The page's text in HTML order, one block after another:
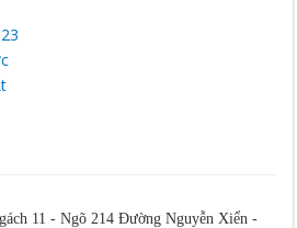
11 - Ngõ 214 Đường Nguyễn Xiển -